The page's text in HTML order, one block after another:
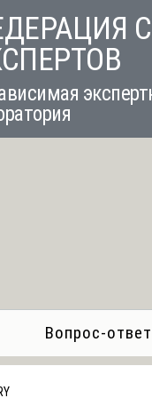
Вопрос-ответ